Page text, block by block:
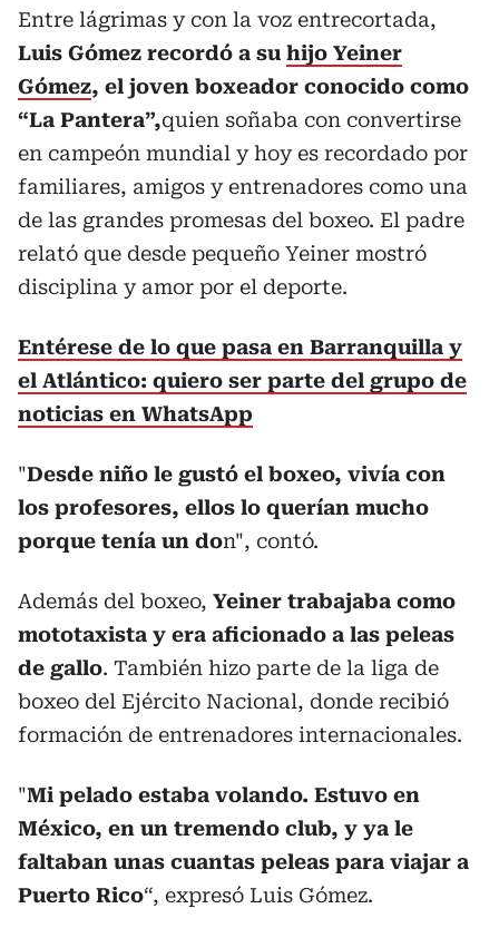
Entre lágrimas y con la voz entrecortada,
Luis Gómez recordó a su hijo Yeiner
Gómez, el joven boxeador conocido como
“La Pantera”,quien soñaba con convertirse
en campeón mundial y hoy es recordado por
familiares, amigos y entrenadores como una
de las grandes promesas del boxeo. El padre
relató que desde pequeño Yeiner mostró
disciplina y amor por el deporte.
Entérese de lo que pasa en Barranquilla y
el Atlántico: quiero ser parte del grupo de
noticias en WhatsApp
"Desde niño le gustó el boxeo, vivía con
los profesores, ellos lo querían mucho
porque tenía un don", contó.
Además del boxeo, Yeiner trabajaba como
mototaxista y era aficionado a las peleas
de gallo. También hizo parte de la liga de
boxeo del Ejército Nacional, donde recibió
formación de entrenadores internacionales.
"Mi pelado estaba volando. Estuvo en
México, en un tremendo club, y ya le
faltaban unas cuantas peleas para viajar a
Puerto Rico“, expresó Luis Gómez.